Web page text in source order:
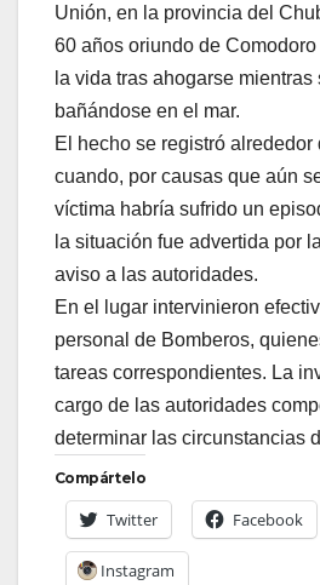
Unión, en la provincia del
60 años oriundo de
la vida tras ahogarse mientras
bañándose en el mar.
El hecho se registró alrededor
cuando, por causas que aún
víctima habría sufrido un
la situación fue advertida por
aviso a las autoridades.
En el lugar intervinieron
personal de Bomberos,
tareas correspondientes. La
cargo de las autoridades
determinar las circunstancias
Compártelo
Twitter Facebook
Instagram